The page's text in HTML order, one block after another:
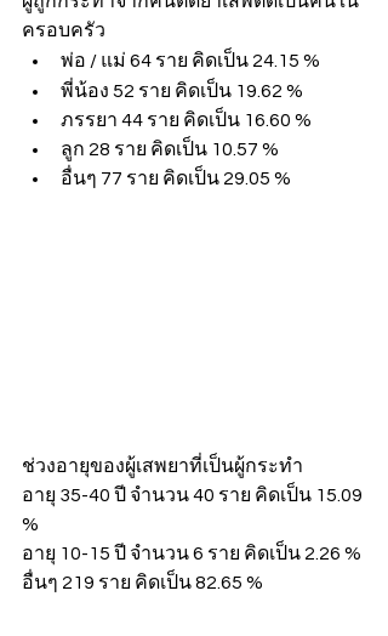
ครอบครัว
พ่อ / แม่ 64 ราย คิดเป็น 24.15 %
พี่น้อง 52 ราย คิดเป็น 19.62 %
ภรรยา 44 ราย คิดเป็น 16.60 %
ลูก 28 ราย คิดเป็น 10.57 %
อื่นๆ 77 ราย คิดเป็น 29.05 %
ช่วงอายุของผู้เสพยาที่เป็นผู้กระทำ
อายุ 35-40 ปี จำนวน 40 ราย คิดเป็น 15.09
%
อายุ 10-15 ปี จำนวน 6 ราย คิดเป็น 2.26 %
อื่นๆ 219 ราย คิดเป็น 82.65 %